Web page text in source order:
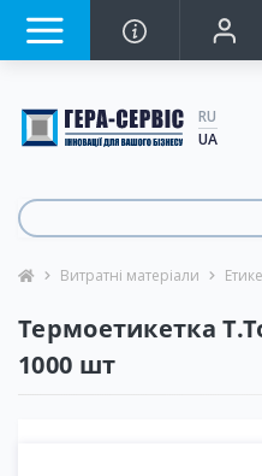
RU
UA
Витратні матеріали
Термоетикетка
1000 шт